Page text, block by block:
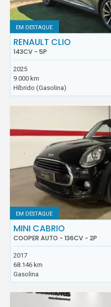
EM DESTAQUE
RENAULT CLIO
143CV - 5P
2025
9.000 km
Híbrido (Gasolina)
EM DESTAQUE
MINI CABRIO
COOPER AUTO - 136CV - 2P
2017
68.146 km
Gasolina